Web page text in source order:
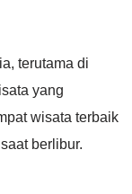
terutama di
yang
wisata terbaik
berlibur.